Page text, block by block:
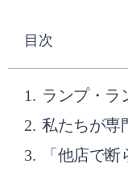
目次
ランプ・ラ
私たちが専
「他店で